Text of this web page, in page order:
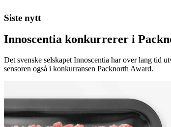
Siste nytt
Innoscentia konkurrerer i
Det svenske selskapet Innoscentia har over lang tid
sensoren også i konkurransen Packnorth Award.